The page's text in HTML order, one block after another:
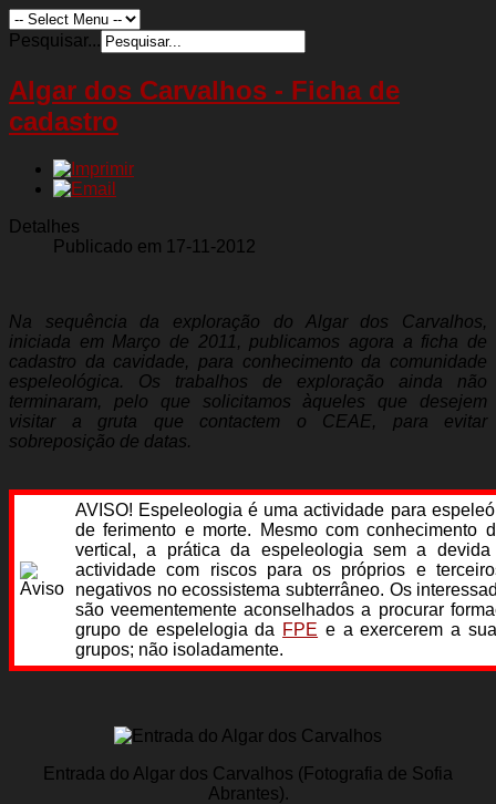
Pesquisar...
Algar dos Carvalhos - Ficha de
cadastro
Detalhes
Publicado em 17-11-2012
Na sequência da exploração do Algar dos Carvalhos,
iniciada em Março de 2011, publicamos agora a ficha de
cadastro da cavidade, para conhecimento da comunidade
espeleológica. Os trabalhos de exploração ainda não
terminaram, pelo que solicitamos àqueles que desejem
visitar a gruta que contactem o CEAE, para evitar
sobreposição de datas.
AVISO! Espeleologia é uma actividade para
de ferimento e morte. Mesmo com conhecimento
vertical, a prática da espeleologia sem a devida
actividade com riscos para os próprios e
negativos no ecossistema subterrâneo. Os
são veementemente aconselhados a procurar
grupo de espelelogia da FPE e a exercerem a
grupos; não isoladamente.
Entrada do Algar dos Carvalhos (Fotografia de Sofia
Abrantes).